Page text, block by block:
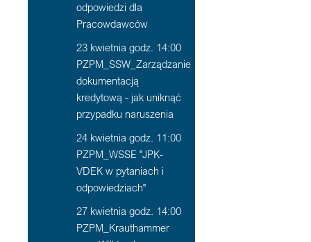
odpowiedzi dla
Pracowdawców
23 kwietnia godz. 14:00
PZPM_SSW_Zarządzanie
dokumentacją
kredytową - jak uniknąć
przypadku naruszenia
24 kwietnia godz. 11:00
PZPM_WSSE "JPK-
VDEK w pytaniach i
odpowiedziach"
27 kwietnia godz. 14:00
PZPM_Krauthammer